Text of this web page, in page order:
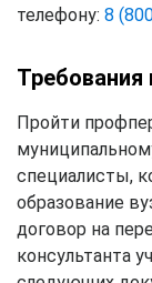
телефону: 8
Пройти
специалисты,
образование
договор на
консультанта